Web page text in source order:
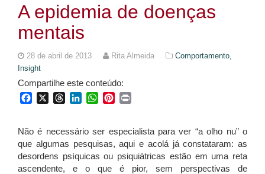
A epidemia de doenças
mentais
28 de abril de 2013 Rita Almeida
Comportamento,
Insight
Compartilhe este conteúdo:
FacebookThreadsLinkedInWhatsApp
Pinterest
Não é necessário ser especialista para ver “a olho nu” o
que algumas pesquisas, aqui e acolá já constataram: as
desordens psíquicas ou psiquiátricas estão em uma reta
ascendente, e o que é pior, sem perspectivas de